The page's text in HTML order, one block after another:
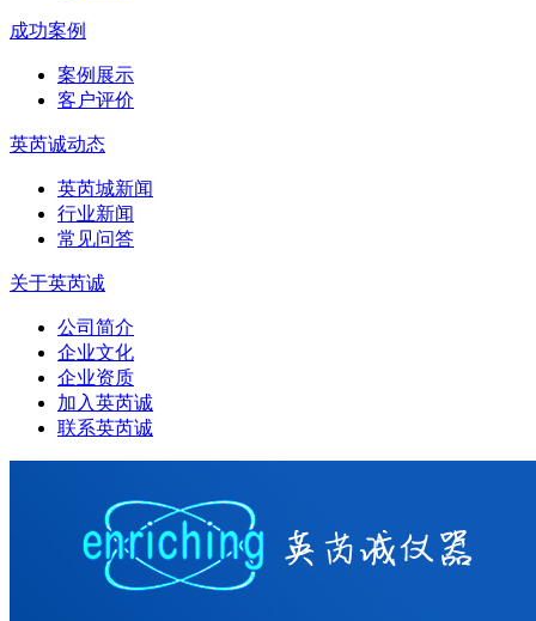
成功案例
案例展示
客户评价
英芮诚动态
英芮城新闻
行业新闻
常见问答
关于英芮诚
公司简介
企业文化
企业资质
加入英芮诚
联系英芮诚